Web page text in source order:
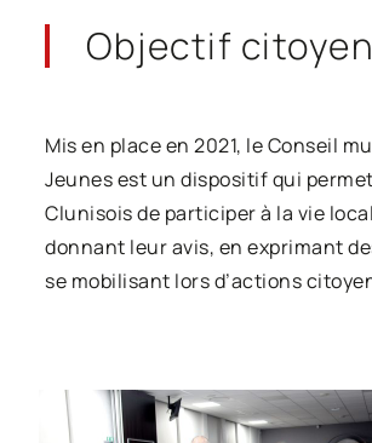
Objectif
Mis en place en 2021, le Conseil
Jeunes est un dispositif qui
Clunisois de participer à la vie
donnant leur avis, en exprimant
se mobilisant lors d’actions